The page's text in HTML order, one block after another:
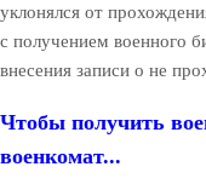
уклонялся от
с получением военного
внесения записи о не
Чтобы получить
военкомат...